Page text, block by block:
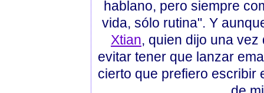
hablano, pero siempre
vida, sólo rutina". Y
Xtian, quien dijo una
evitar tener que lanzar
cierto que prefiero escribir